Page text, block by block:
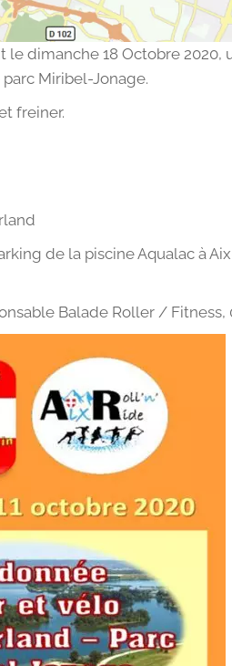
le dimanche 18 Octobre 2020,
Miribel-Jonage.
freiner.
de la piscine Aqualac à
Balade Roller / Fitness,